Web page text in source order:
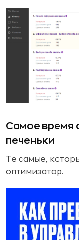
Самое время
печеньки
Те самые,
оптимизатор.